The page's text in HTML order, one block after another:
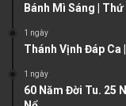
Bánh Mì Sáng |
1 ngày
Thánh Vịnh Đáp Ca
1 ngày
60 Năm Đời Tu. 25